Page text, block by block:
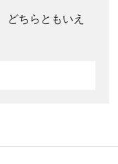
どちらともいえ